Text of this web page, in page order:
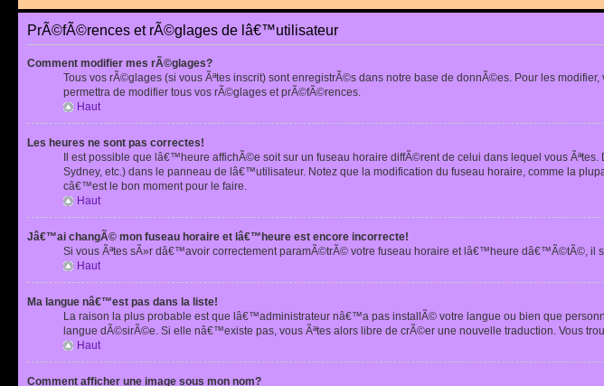
PrÃ©fÃ©rences et rÃ©glages de lâ€™utilisateur
Comment modifier mes rÃ©glages?
Tous vos rÃ©glages (si vous Ãªtes inscrit) sont enregistrÃ©s dans notre base de donnÃ©es. Pour les modifier,
permettra de modifier tous vos rÃ©glages et prÃ©fÃ©rences.
Haut
Les heures ne sont pas correctes!
Il est possible que lâ€™heure affichÃ©e soit sur un fuseau horaire diffÃ©rent de celui dans lequel vous
Sydney, etc.) dans le panneau de lâ€™utilisateur. Notez que la modification du fuseau horaire, comme la
câ€™est le bon moment pour le faire.
Haut
Jâ€™ai changÃ© mon fuseau horaire et lâ€™heure est encore incorrecte!
Si vous Ãªtes sÃ»r dâ€™avoir correctement paramÃ©trÃ© votre fuseau horaire et lâ€™heure dâ€™Ã©tÃ©,
Haut
Ma langue nâ€™est pas dans la liste!
La raison la plus probable est que lâ€™administrateur nâ€™a pas installÃ© votre langue ou bien que
langue dÃ©sirÃ©e. Si elle nâ€™existe pas, vous Ãªtes alors libre de crÃ©er une nouvelle traduction. Vous
Haut
Comment afficher une image sous mon nom?